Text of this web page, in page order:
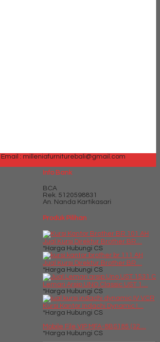
Email : milleniafurniturebali@gmail.com
Info Bank
BCA
Rek. 5120598831
An. Nanda Kartikasari
Produk Pilihan
Jual Kursi Direktur Brother BR....
*Harga Hubungi CS
Jual Kursi Direktur Brother BR....
*Harga Hubungi CS
Lemari Arsip UNO Classic UST 1....
*Harga Hubungi CS
Kursi Kantor Indachi Dynamic I....
*Harga Hubungi CS
Mobile File VIP MFA-8BS185 (32....
*Harga Hubungi CS